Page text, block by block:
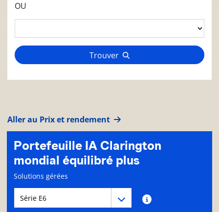
OU
Trouver
Aller au Prix et rendement
Portefeuille IA Clarington
mondial équilibré plus
Page d'informations sur le fonds
Solutions gérées
Menu déroulant des séries du Fonds
Menu déroulant des séries du Fonds